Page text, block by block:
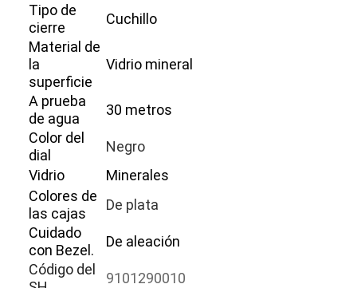
Tipo de
cierre
Cuchillo
Material de
la
superficie
Vidrio mineral
A prueba
de agua
30 metros
Color del
dial
Negro
Vidrio
Minerales
Colores de
las cajas
De plata
Cuidado
con Bezel.
De aleación
Código del
9101290010